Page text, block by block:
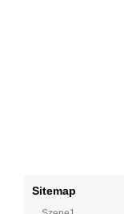
Sitemap